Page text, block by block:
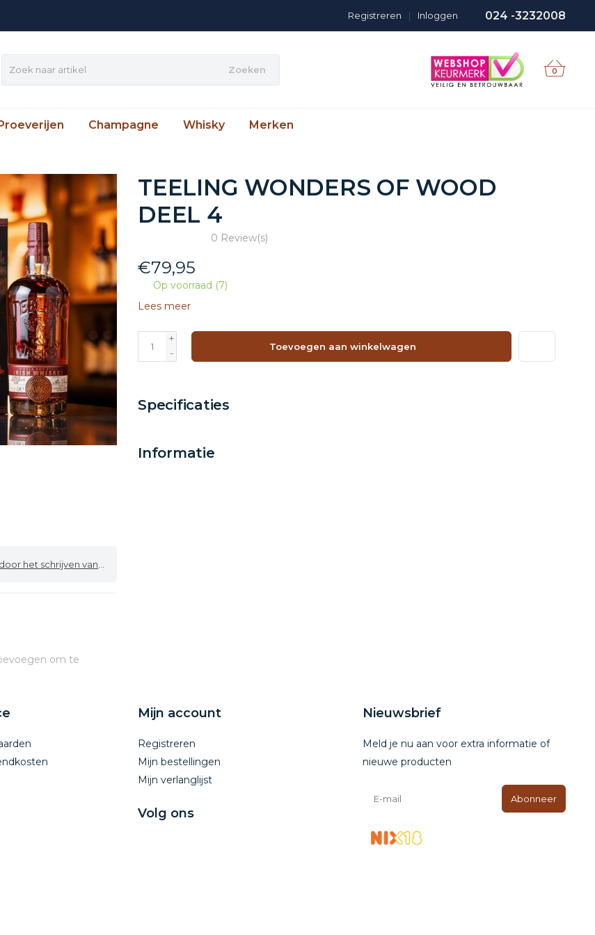
024 -3232008
Inloggen
|
Registreren
Zoeken 0
Champagne Whisky Merken
schrijven van een review
om te
TEELING WONDERS OF WOOD
DEEL 4
0 Review(s)
€79,95
Op voorraad (7)
Lees meer
+
-
Toevoegen aan winkelwagen
Specificaties
Informatie
Mijn account
Registreren
Mijn bestellingen
Mijn verlanglijst
Volg ons
Nieuwsbrief
Meld je nu aan voor extra informatie of
nieuwe producten
Abonneer